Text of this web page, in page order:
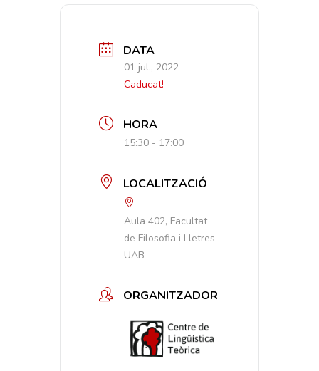
DATA
01 jul., 2022
Caducat!
HORA
15:30 - 17:00
LOCALITZACIÓ
Aula 402, Facultat
de Filosofia i Lletres
UAB
ORGANITZADOR